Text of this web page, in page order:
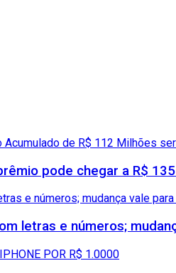
pode chegar a R$
letras e números;